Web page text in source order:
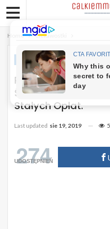
Home Ciekawostki
CIEKAWOSTKI
Rząd Szykuję
Ścieków. Podwyżki
Stałych Opłat.
Last updated sie 19, 2019 5
274
UDOSTĘPNIEŃ